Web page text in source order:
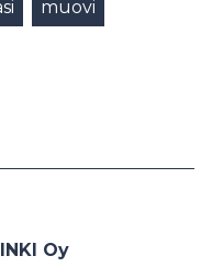
muovi
Oy